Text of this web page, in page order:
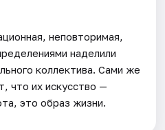
неповторимая,
наделили
коллектива. Сами же
что их искусство —
это образ жизни.